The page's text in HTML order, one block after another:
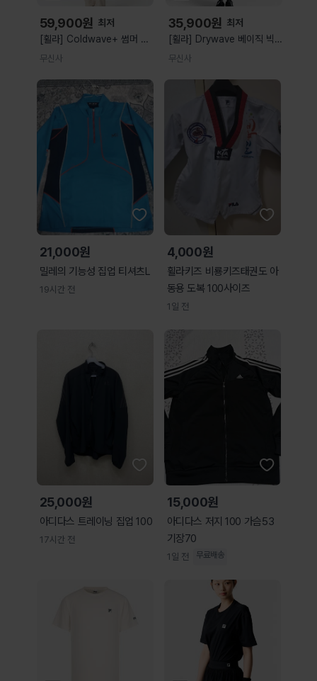
59,900원 최저
[휠라] Coldwave+ 썸머 일
러스트 반팔티
1100FS262RS01X026061
무신사
35,900원 최저
[휠라] Drywave 베이직 빅
리니어 반팔티
1100FS262RS01X018001
무신사
21,000원
밀레의 기능성 집업 티셔츠L
19시간 전
4,000원
휠라키즈 비룡키즈태권도 아
동용 도복 100사이즈
1일 전
25,000원
아디다스 트레이닝 집업 100
17시간 전
15,000원
아디다스 저지 100 가슴53
기장70
1일 전 무료배송